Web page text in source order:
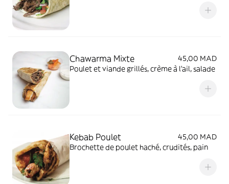
Chawarma Mixte
45,00 MAD
Poulet et viande grillés, crème à l'ail, salade
Kebab Poulet
45,00 MAD
Brochette de poulet haché, crudités, pain